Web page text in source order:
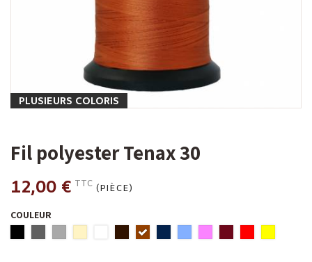
PLUSIEURS COLORIS
Fil polyester Tenax 30
12,00 € TTC (PIÈCE)
COULEUR